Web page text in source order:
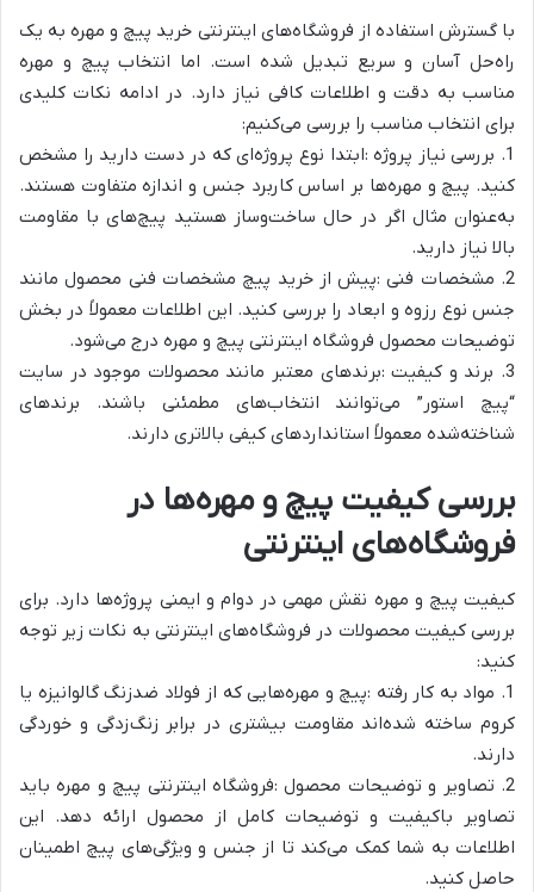
با گسترش استفاده از فروشگاه‌های اینترنتی خرید پیچ و مهره به یک
راه‌حل آسان و سریع تبدیل شده است. اما انتخاب پیچ و مهره
مناسب به دقت و اطلاعات کافی نیاز دارد. در ادامه نکات کلیدی
برای انتخاب مناسب را بررسی می‌کنیم:
1. بررسی نیاز پروژه :ابتدا نوع پروژه‌ای که در دست دارید را مشخص
کنید. پیچ و مهره‌ها بر اساس کاربرد جنس و اندازه متفاوت هستند.
به‌عنوان مثال اگر در حال ساخت‌وساز هستید پیچ‌های با مقاومت
بالا نیاز دارید.
2. مشخصات فنی :پیش از خرید پیچ مشخصات فنی محصول مانند
جنس نوع رزوه و ابعاد را بررسی کنید. این اطلاعات معمولاً در بخش
توضیحات محصول فروشگاه اینترنتی پیچ و مهره درج می‌شود.
3. برند و کیفیت :برندهای معتبر مانند محصولات موجود در سایت
“پیچ استور” می‌توانند انتخاب‌های مطمئنی باشند. برندهای
شناخته‌شده معمولاً استانداردهای کیفی بالاتری دارند.
بررسی کیفیت پیچ و مهره‌ها در
فروشگاه‌های اینترنتی
کیفیت پیچ و مهره نقش مهمی در دوام و ایمنی پروژه‌ها دارد. برای
بررسی کیفیت محصولات در فروشگاه‌های اینترنتی به نکات زیر توجه
کنید:
1. مواد به کار رفته :پیچ و مهره‌هایی که از فولاد ضدزنگ گالوانیزه یا
کروم ساخته شده‌اند مقاومت بیشتری در برابر زنگ‌زدگی و خوردگی
دارند.
2. تصاویر و توضیحات محصول :فروشگاه اینترنتی پیچ و مهره باید
تصاویر باکیفیت و توضیحات کامل از محصول ارائه دهد. این
اطلاعات به شما کمک می‌کند تا از جنس و ویژگی‌های پیچ اطمینان
حاصل کنید.